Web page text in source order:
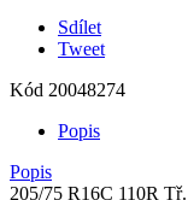
Sdílet
Tweet
Kód 20048274
Popis
Popis
205/75 R16C 110R